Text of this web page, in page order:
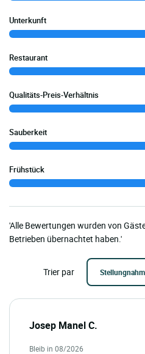
Unterkunft
Restaurant
Qualitäts-Preis-Verhältnis
Sauberkeit
Frühstück
'Alle Bewertungen wurden von
Betrieben übernachtet haben.'
Trier par
Josep Manel C.
Bleib in 08/2026